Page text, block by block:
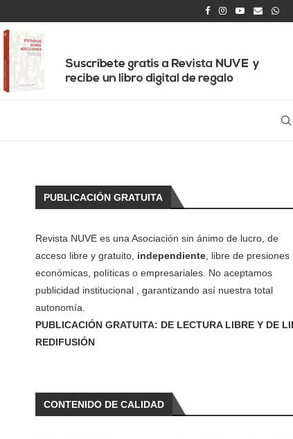
PUBLICACIÓN GRATUITA
Revista NUVE es una Asociación sin ánimo de lucro, de
acceso libre y gratuito, independiente, libre de presiones
económicas, políticas o empresariales. No aceptamos
publicidad institucional , garantizando así nuestra total
autonomía.
PUBLICACIÓN GRATUITA: DE LECTURA LIBRE Y DE
REDIFUSIÓN
CONTENIDO DE CALIDAD